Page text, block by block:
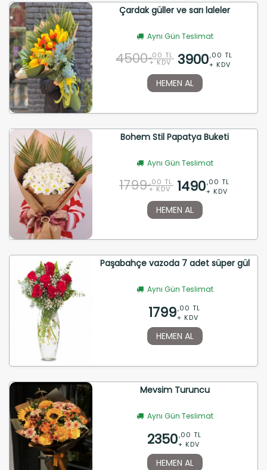
Çardak güller ve sarı laleler
Aynı Gün Teslimat
4500 ,00 TL
+ KDV 3900,00 TL
+ KDV
HEMEN AL
Bohem Stil Papatya Buketi
Aynı Gün Teslimat
1799 ,00 TL
+ KDV 1490,00 TL
+ KDV
HEMEN AL
Paşabahçe vazoda 7 adet süper gül
Aynı Gün Teslimat
1799,00 TL
+ KDV
HEMEN AL
Mevsim Turuncu
Aynı Gün Teslimat
2350,00 TL
+ KDV
HEMEN AL